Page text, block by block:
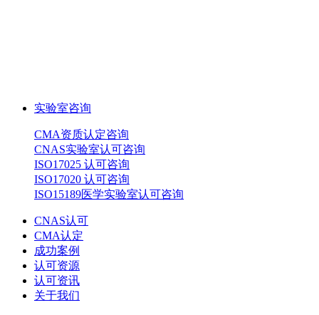
实验室咨询
CMA资质认定咨询
CNAS实验室认可咨询
ISO17025 认可咨询
ISO17020 认可咨询
ISO15189医学实验室认可咨询
CNAS认可
CMA认定
成功案例
认可资源
认可资讯
关于我们